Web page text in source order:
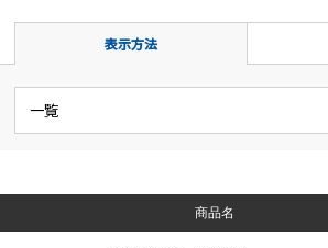
表示方法
商品名